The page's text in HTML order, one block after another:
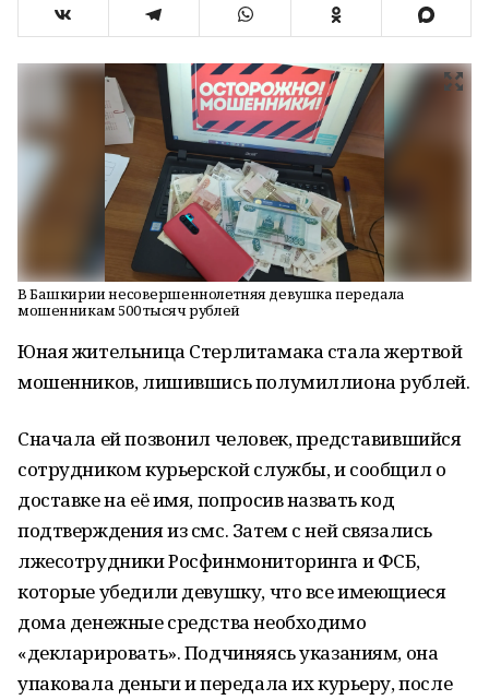
В Башкирии несовершеннолетняя девушка передала
мошенникам 500 тысяч рублей
Юная жительница Стерлитамака стала жертвой
мошенников, лишившись полумиллиона рублей.
Сначала ей позвонил человек, представившийся
сотрудником курьерской службы, и сообщил о
доставке на её имя, попросив назвать код
подтверждения из смс. Затем с ней связались
лжесотрудники Росфинмониторинга и ФСБ,
которые убедили девушку, что все имеющиеся
дома денежные средства необходимо
«декларировать». Подчиняясь указаниям, она
упаковала деньги и передала их курьеру, после